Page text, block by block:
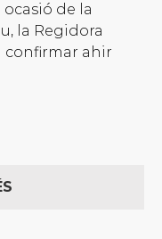
de la
la Regidora
confirmar ahir